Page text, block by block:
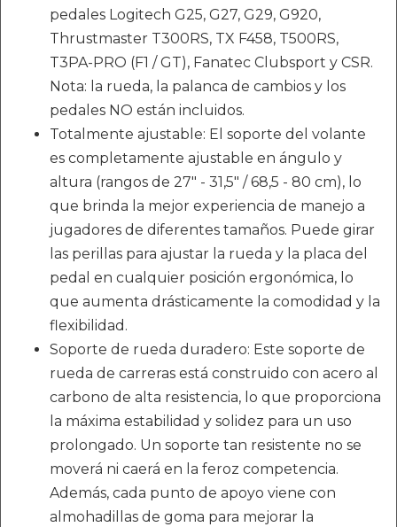
pedales Logitech G25, G27, G29, G920,
Thrustmaster T300RS, TX F458, T500RS,
T3PA-PRO (F1 / GT), Fanatec Clubsport y CSR.
Nota: la rueda, la palanca de cambios y los
pedales NO están incluidos.
Totalmente ajustable: El soporte del volante
es completamente ajustable en ángulo y
altura (rangos de 27" - 31,5" / 68,5 - 80 cm), lo
que brinda la mejor experiencia de manejo a
jugadores de diferentes tamaños. Puede girar
las perillas para ajustar la rueda y la placa del
pedal en cualquier posición ergonómica, lo
que aumenta drásticamente la comodidad y la
flexibilidad.
Soporte de rueda duradero: Este soporte de
rueda de carreras está construido con acero al
carbono de alta resistencia, lo que proporciona
la máxima estabilidad y solidez para un uso
prolongado. Un soporte tan resistente no se
moverá ni caerá en la feroz competencia.
Además, cada punto de apoyo viene con
almohadillas de goma para mejorar la